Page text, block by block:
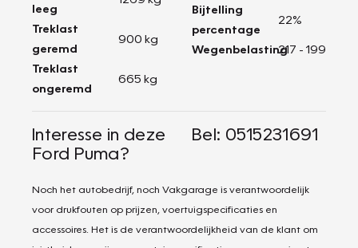
leeg
Treklast
geremd
900 kg
Treklast
ongeremd
665 kg
Bijtelling
percentage
22%
Wegenbelasting217 - 199
Interesse in deze
Ford Puma?
Bel: 0515231691
Noch het autobedrijf, noch Vakgarage is verantwoordelijk
voor drukfouten op prijzen, voertuigspecificaties en
accessoires. Het is de verantwoordelijkheid van de klant om